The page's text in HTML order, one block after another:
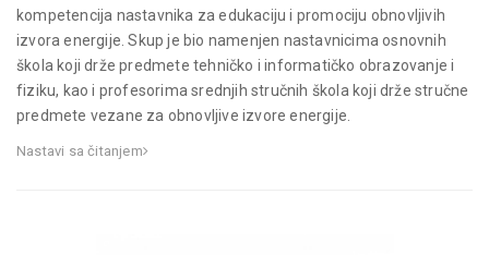
kompetencija nastavnika za edukaciju i promociju obnovljivih
izvora energije. Skup je bio namenjen nastavnicima osnovnih
škola koji drže predmete tehničko i informatičko obrazovanje i
fiziku, kao i profesorima srednjih stručnih škola koji drže stručne
predmete vezane za obnovljive izvore energije.
Nastavi sa čitanjem